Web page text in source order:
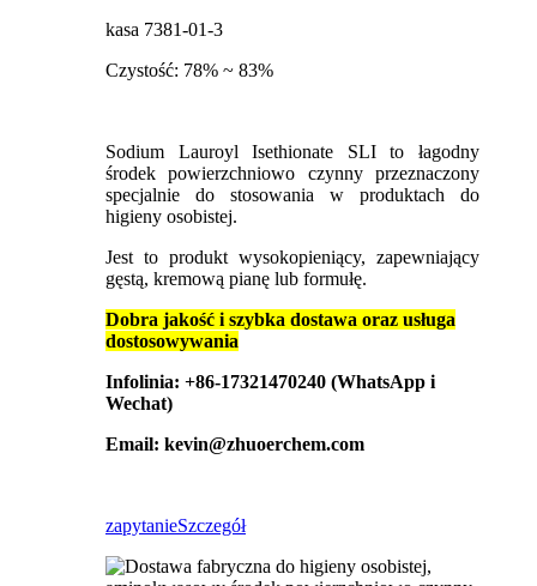
kasa 7381-01-3
Czystość: 78% ~ 83%
Sodium Lauroyl Isethionate SLI to łagodny
środek powierzchniowo czynny przeznaczony
specjalnie do stosowania w produktach do
higieny osobistej.
Jest to produkt wysokopieniący, zapewniający
gęstą, kremową pianę lub formułę.
Dobra jakość i szybka dostawa oraz usługa
dostosowywania
Infolinia: +86-17321470240 (WhatsApp i
Wechat)
Email: kevin@zhuoerchem.com
zapytanieSzczegół